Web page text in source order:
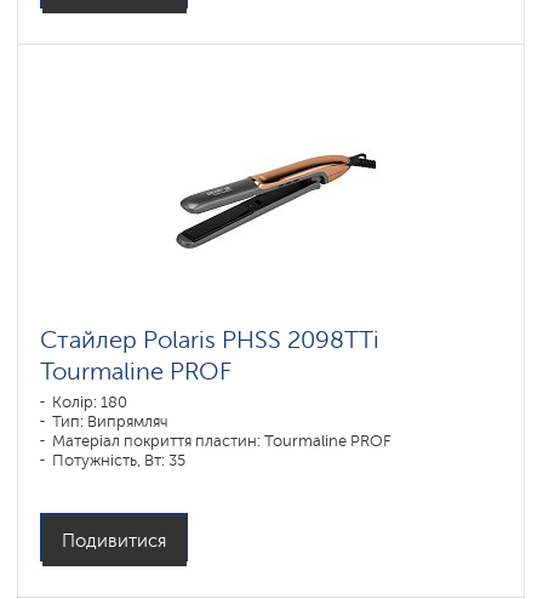
Стайлер Polaris PHSS 2098TTi
Tourmaline PROF
Колір: 180
Тип: Випрямляч
Матеріал покриття пластин: Tourmaline PROF
Потужність, Вт: 35
Подивитися